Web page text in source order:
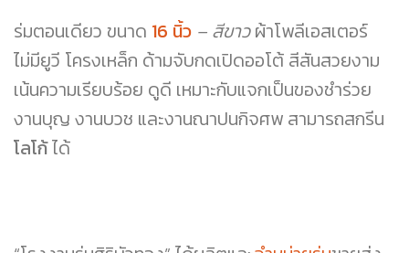
ร่มตอนเดียว ขนาด 16 นิ้ว – สีขาวผ้าโพลีเอสเตอร์
ไม่มียูวี โครงเหล็ก ด้ามจับกดเปิดออโต้ สีสันสวยงาม
เน้นความเรียบร้อย ดูดี เหมาะกับแจกเป็นของชำร่วย
งานบุญ งานบวช และงานณาปนกิจศพ สามารถสกรีน
โลโก้ได้